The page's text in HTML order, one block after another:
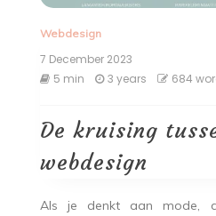
Webdesign
7 December 2023
5 min
3 years 684
De kruising
webdesign
Als je denkt aan mode,